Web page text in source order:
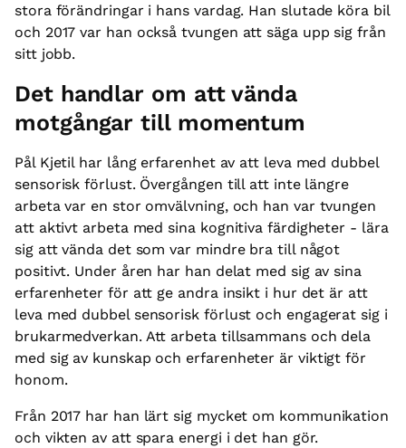
stora förändringar i hans vardag. Han slutade köra bil
och 2017 var han också tvungen att säga upp sig från
sitt jobb.
Det handlar om att vända
motgångar till momentum
Pål Kjetil har lång erfarenhet av att leva med dubbel
sensorisk förlust. Övergången till att inte längre
arbeta var en stor omvälvning, och han var tvungen
att aktivt arbeta med sina kognitiva färdigheter - lära
sig att vända det som var mindre bra till något
positivt. Under åren har han delat med sig av sina
erfarenheter för att ge andra insikt i hur det är att
leva med dubbel sensorisk förlust och engagerat sig i
brukarmedverkan. Att arbeta tillsammans och dela
med sig av kunskap och erfarenheter är viktigt för
honom.
Från 2017 har han lärt sig mycket om kommunikation
och vikten av att spara energi i det han gör.